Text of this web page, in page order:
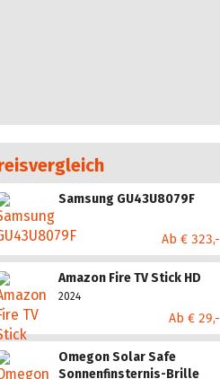
Samsung GU43U8079F
Ab € 323,-
Amazon Fire TV Stick HD
2024
Ab € 29,-
Omegon Solar Safe
Sonnenfinsternis-Brille